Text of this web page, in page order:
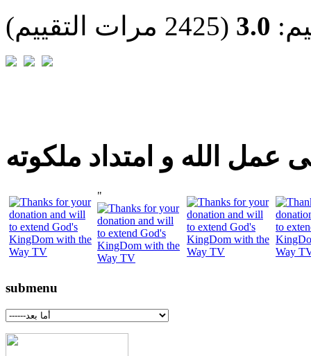
3.0 (2425 مرات التقييم)
عمل الله و امتداد ملكوته
"
submenu